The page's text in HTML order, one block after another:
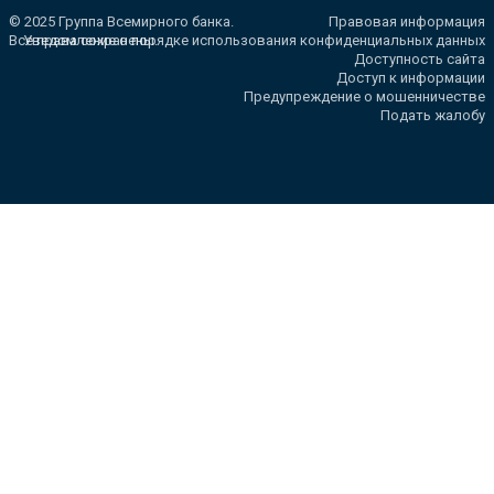
© 2025 Группа Всемирного банка.
Все права сохранены.
Правовая информация
Уведомление о порядке использования конфиденциальных данных
Доступность сайта
Доступ к информации
Предупреждение о мошенничестве
Подать жалобу